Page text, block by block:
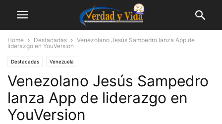
Home Destacadas
Venezolano Jesús Sampedro lanza App de
liderazgo en YouVersion
Destacadas Venezuela
Venezolano Jesús Sampedro
lanza App de liderazgo en
YouVersion